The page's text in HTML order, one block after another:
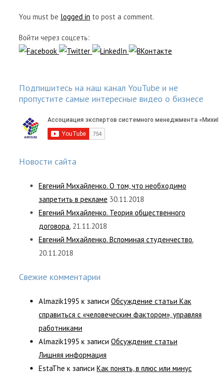
You must be logged in to post a comment.
Войти через соцсеть:
Подпишитесь на наш канал YouTube и не
пропустите самые интересные видео о бизнесе
Новости сайта
Евгений Михайленко. О том, что необходимо
запретить в рекламе 30.11.2018
Евгений Михайленко. Теория общественного
договора. 21.11.2018
Евгений Михайленко. Вспоминая студенчество.
20.11.2018
Свежие комментарии
Almazik1995 к записи Обсуждение статьи Как
справиться с «человеческим фактором», управляя
работниками
Almazik1995 к записи Обсуждение статьи
Лишняя информация
EstaThe к записи Как понять, в плюс или минус